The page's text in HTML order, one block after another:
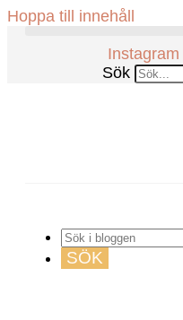
Hoppa till innehåll
Instagram
Sök